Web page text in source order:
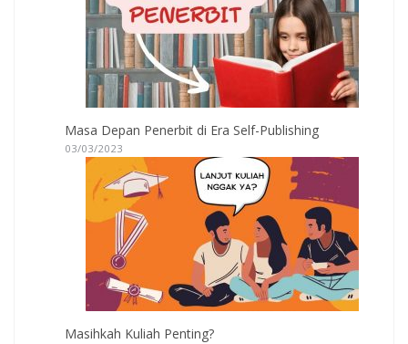
Masa Depan Penerbit di Era Self-Publishing
03/03/2023
Masihkah Kuliah Penting?